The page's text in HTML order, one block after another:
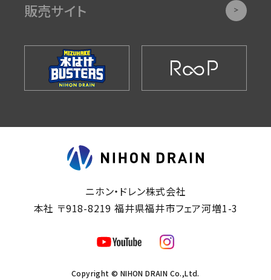
販売サイト
ニホン・ドレン株式会社
本社 〒918-8219 福井県福井市フェア河増1-3
Copyright © NIHON DRAIN Co.,Ltd.